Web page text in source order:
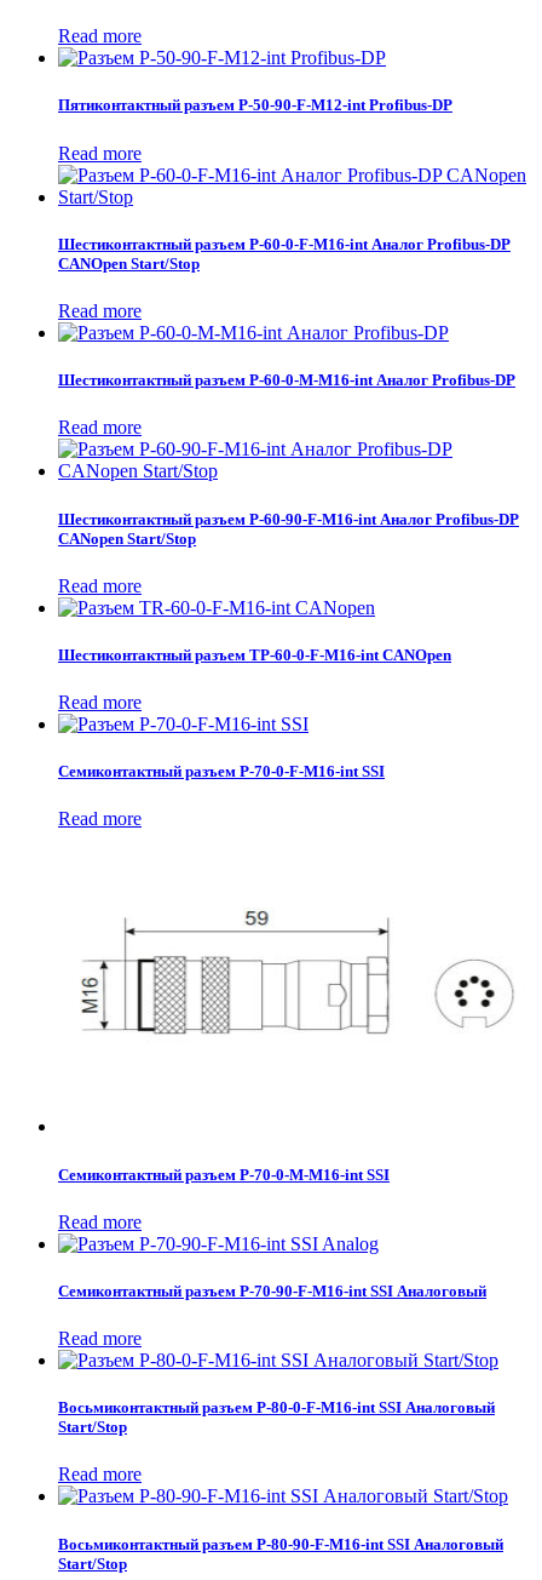
Read more
Пятиконтактный разъем Р-50-90-F-М12-int Profibus-DP
Read more
Шестиконтактный разъем P-60-0-F-M16-int Аналог Profibus-DP
CANOpen Start/Stop
Read more
Шестиконтактный разъем P-60-0-M-M16-int Аналог Profibus-DP
Read more
Шестиконтактный разъем P-60-90-F-M16-int Аналог Profibus-DP
CANopen Start/Stop
Read more
Шестиконтактный разъем TP-60-0-F-M16-int CANOpen
Read more
Семиконтактный разъем P-70-0-F-M16-int SSI
Read more
Семиконтактный разъем P-70-0-M-M16-int SSI
Read more
Семиконтактный разъем P-70-90-F-M16-int SSI Аналоговый
Read more
Восьмиконтактный разъем P-80-0-F-M16-int SSI Аналоговый
Start/Stop
Read more
Восьмиконтактный разъем P-80-90-F-M16-int SSI Аналоговый
Start/Stop